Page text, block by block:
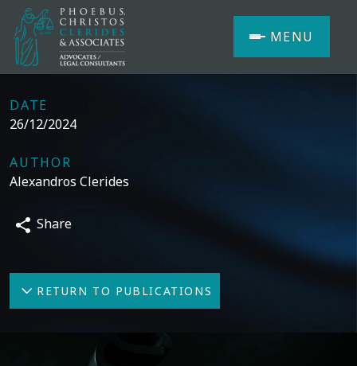
MENU
DATE
26/12/2024
AUTHOR
Alexandros Clerides
Share
RETURN TO PUBLICATIONS